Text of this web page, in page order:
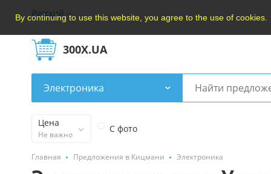
By continuing to use this website, you agree to the use of cookies.
Русский
300X.UA
Электроника
Цена
Не важно
С фото
Главная Предложения в Кицмани Электроника